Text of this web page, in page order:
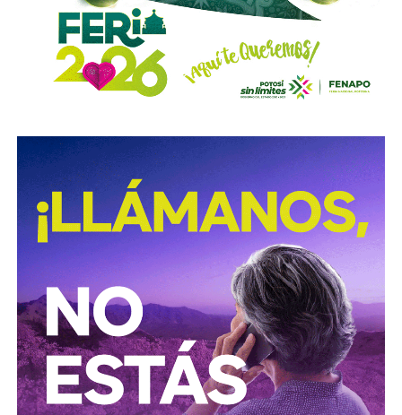
con el propósito de evitar que se cumplan las
obligaciones alimentarias.
Para estas conductas se contempla una sanción de seis
meses a tres años de prisión, además de una sanción
Medida y Actualización (UMA).
La iniciativa fue turnada a la Comisión Primera de Justicia
para su análisis y dictamen correspondiente.
También lee:
Cuauhtli Badillo pide a alcaldes denunciar
movimientos ligados al huachicol